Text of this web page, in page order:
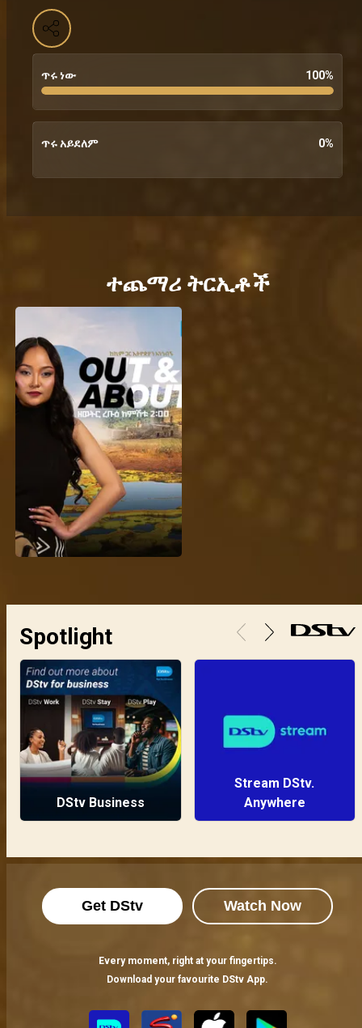
ጥሩ ነው 100%
ጥሩ አይደለም 0%
ተጨማሪ ትርኢቶች
Spotlight
DStv Business
Stream DStv.
Anywhere
Get DStv Watch Now
Every moment, right at your fingertips.
Download your favourite DStv App.